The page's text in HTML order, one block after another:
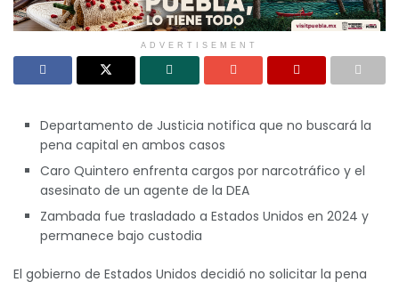
ADVERTISEMENT
Departamento de Justicia notifica que no buscará la
pena capital en ambos casos
Caro Quintero enfrenta cargos por narcotráfico y el
asesinato de un agente de la DEA
Zambada fue trasladado a Estados Unidos en 2024 y
permanece bajo custodia
El gobierno de Estados Unidos decidió no solicitar la pena